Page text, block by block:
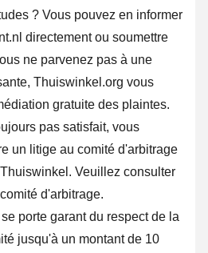
? Vous pouvez en informer
directement ou soumettre
ne parvenez pas à une
Thuiswinkel.org vous
gratuite des plaintes.
pas satisfait, vous
un litige au comité d'arbitrage
Veuillez consulter
d'arbitrage.
porte garant du respect de la
jusqu'à un montant de 10